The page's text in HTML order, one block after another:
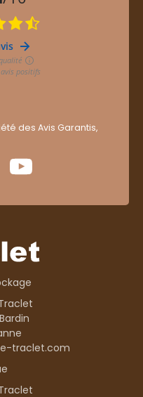
des Avis Garantis,
traclet.com